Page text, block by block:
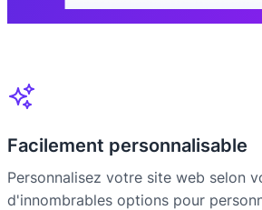
Facilement personnalisable
Personnalisez votre site web selon
d'innombrables options pour